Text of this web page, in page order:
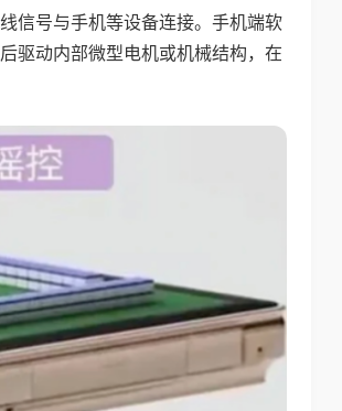
信号与手机等设备连接。手机端软
驱动内部微型电机或机械结构，在